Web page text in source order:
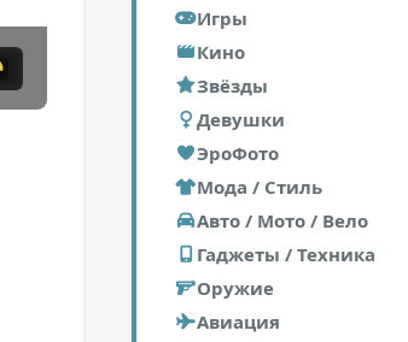
Игры
Кино
Звёзды
Девушки
ЭроФото
Мода / Стиль
Авто / Мото / Вело
Гаджеты / Техника
Оружие
Авиация